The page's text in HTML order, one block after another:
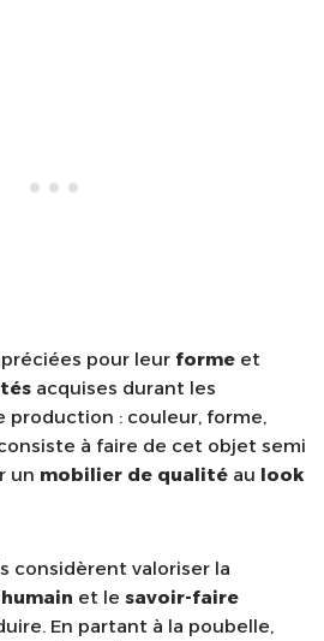
pour leur forme et
acquises durant les
production : couleur, forme,
à faire de cet objet semi
un mobilier de qualité au look
considèrent valoriser la
et le savoir-faire
En partant à la poubelle,